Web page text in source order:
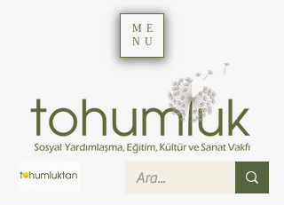
ME
NU